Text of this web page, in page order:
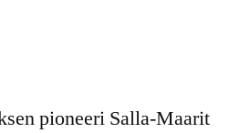
pioneeri Salla-Maarit